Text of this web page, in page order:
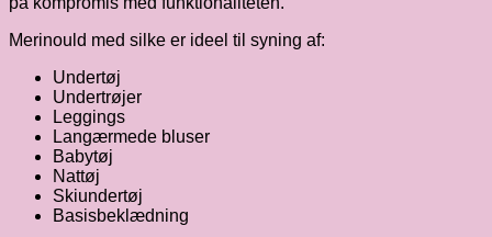
Merinould med silke er ideel til syning af:
Undertøj
Undertrøjer
Leggings
Langærmede bluser
Babytøj
Nattøj
Skiundertøj
Basisbeklædning